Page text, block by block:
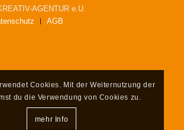
AGENTUR e.U.
AGB
Cookies. Mit der Weiternutzung der
du die Verwendung von Cookies zu.
mehr Info